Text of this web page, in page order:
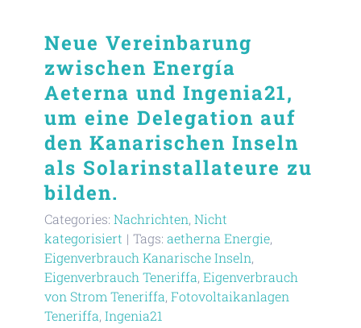
Neue Vereinbarung
zwischen Energía
Aeterna und Ingenia21,
um eine Delegation auf
den Kanarischen Inseln
als Solarinstallateure zu
bilden.
Categories: Nachrichten, Nicht
kategorisiert | Tags: aetherna Energie,
Eigenverbrauch Kanarische Inseln,
Eigenverbrauch Teneriffa, Eigenverbrauch
von Strom Teneriffa, Fotovoltaikanlagen
Teneriffa, Ingenia21